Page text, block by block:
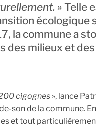
» Telle
écologique
la commune a
des milieux et
cigognes », lance
son de la commune.
et tout